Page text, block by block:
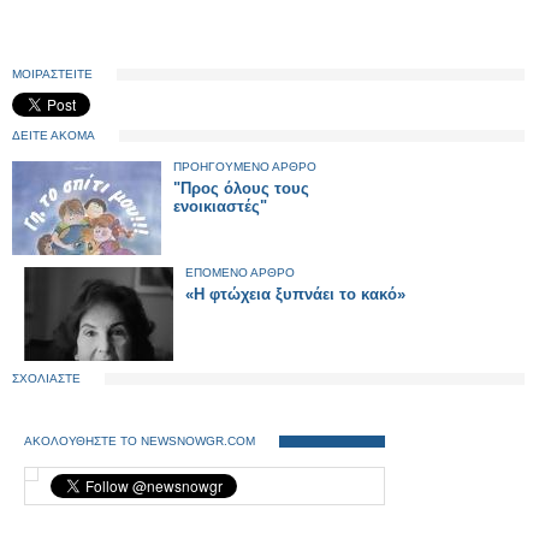
ΜΟΙΡΑΣΤΕΙΤΕ
ΔΕΙΤΕ ΑΚΟΜΑ
ΠΡΟΗΓΟΥΜΕΝΟ ΑΡΘΡΟ
"Προς όλους τους
ενοικιαστές"
ΕΠΟΜΕΝΟ ΑΡΘΡΟ
«Η φτώχεια ξυπνάει το κακό»
ΣΧΟΛΙΑΣΤΕ
ΑΚΟΛΟΥΘΗΣΤΕ ΤΟ NEWSNOWGR.COM